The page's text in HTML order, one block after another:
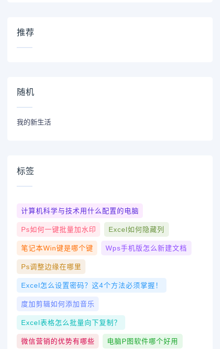
推荐
随机
我的新生活
标签
计算机科学与技术用什么配置的电脑
Ps如何一键批量加水印 Excel如何隐藏列
笔记本win键是哪个键 Wps手机版怎么新建文档
Ps调整边缘在哪里
Excel怎么设置密码？这4个方法必须掌握！
度加剪辑如何添加音乐
Excel表格怎么批量向下复制？
微信营销的优势有哪些 电脑p图软件哪个好用